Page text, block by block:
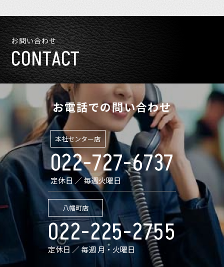
お問い合わせ
CONTACT
お電話での問い合わせ
本社センター店
022-727-6737
定休日 ／ 毎週火曜日
八幡町店
022-225-2755
定休日 ／ 毎週 月・火曜日